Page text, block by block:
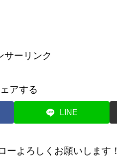
サーリンク
アする
LINE
ーよろしくお願いします！